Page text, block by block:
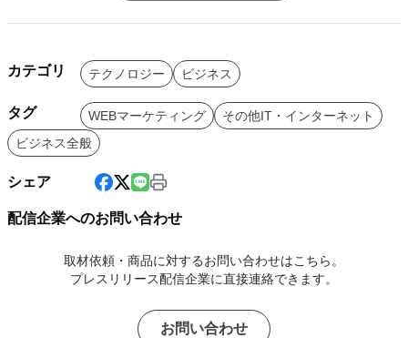
カテゴリ テクノロジー ビジネス
タグ WEBマーケティング
その他IT・インターネット
ビジネス全般
シェア
配信企業へのお問い合わせ
取材依頼・商品に対するお問い合わせはこちら。
プレスリリース配信企業に直接連絡できます。
お問い合わせ